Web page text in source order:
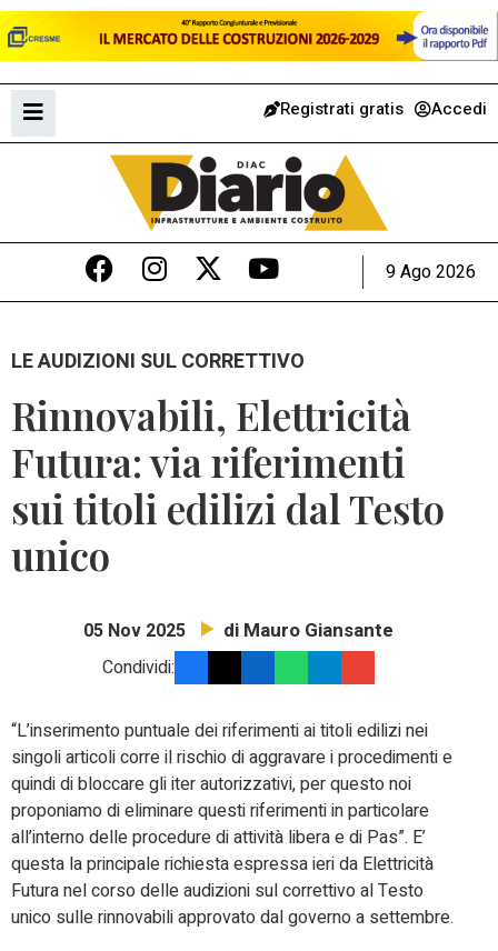
Registrati gratis Accedi
9 Ago 2026
LE AUDIZIONI SUL CORRETTIVO
Rinnovabili, Elettricità
Futura: via riferimenti
sui titoli edilizi dal Testo
unico
05 Nov 2025 di Mauro Giansante
Condividi:
“L’inserimento puntuale dei riferimenti ai titoli edilizi nei
singoli articoli corre il rischio di aggravare i procedimenti e
quindi di bloccare gli iter autorizzativi, per questo noi
proponiamo di eliminare questi riferimenti in particolare
all’interno delle procedure di attività libera e di Pas”. E’
questa la principale richiesta espressa ieri da Elettricità
Futura nel corso delle audizioni sul correttivo al Testo
unico sulle rinnovabili approvato dal governo a settembre.